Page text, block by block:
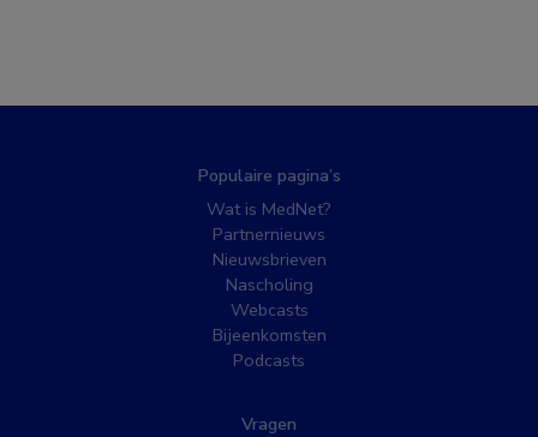
Populaire pagina’s
Wat is MedNet?
Partnernieuws
Nieuwsbrieven
Nascholing
Webcasts
Bijeenkomsten
Podcasts
Vragen